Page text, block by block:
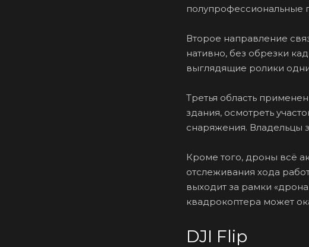
полупрофессиональные
Второе направление
нативно, без обрезки
выглядящие ролики
Третья область
здания, осмотреть
снаряжения. Владельцы
Кроме того, дроны всё
отслеживания хода
выходит за рамки
квадрокоптера может
DJI Flip